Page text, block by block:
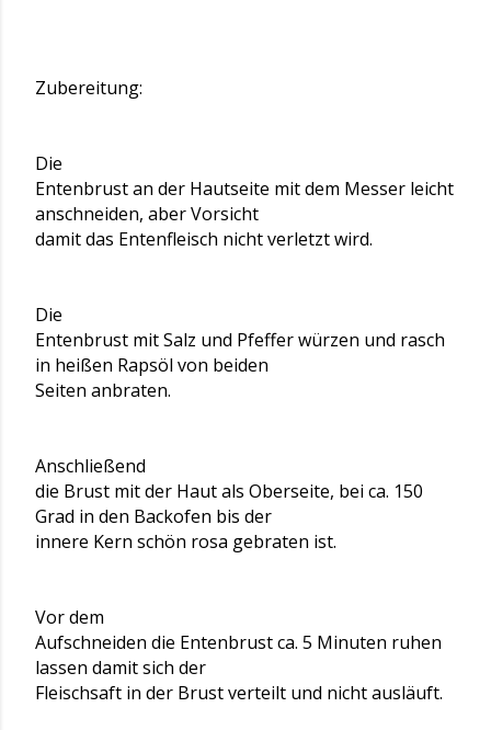
Zubereitung:
Die
Entenbrust an der Hautseite mit dem Messer leicht
anschneiden, aber Vorsicht
damit das Entenfleisch nicht verletzt wird.
Die
Entenbrust mit Salz und Pfeffer würzen und rasch
in heißen Rapsöl von beiden
Seiten anbraten.
Anschließend
die Brust mit der Haut als Oberseite, bei ca. 150
Grad in den Backofen bis der
innere Kern schön rosa gebraten ist.
Vor dem
Aufschneiden die Entenbrust ca. 5 Minuten ruhen
lassen damit sich der
Fleischsaft in der Brust verteilt und nicht ausläuft.